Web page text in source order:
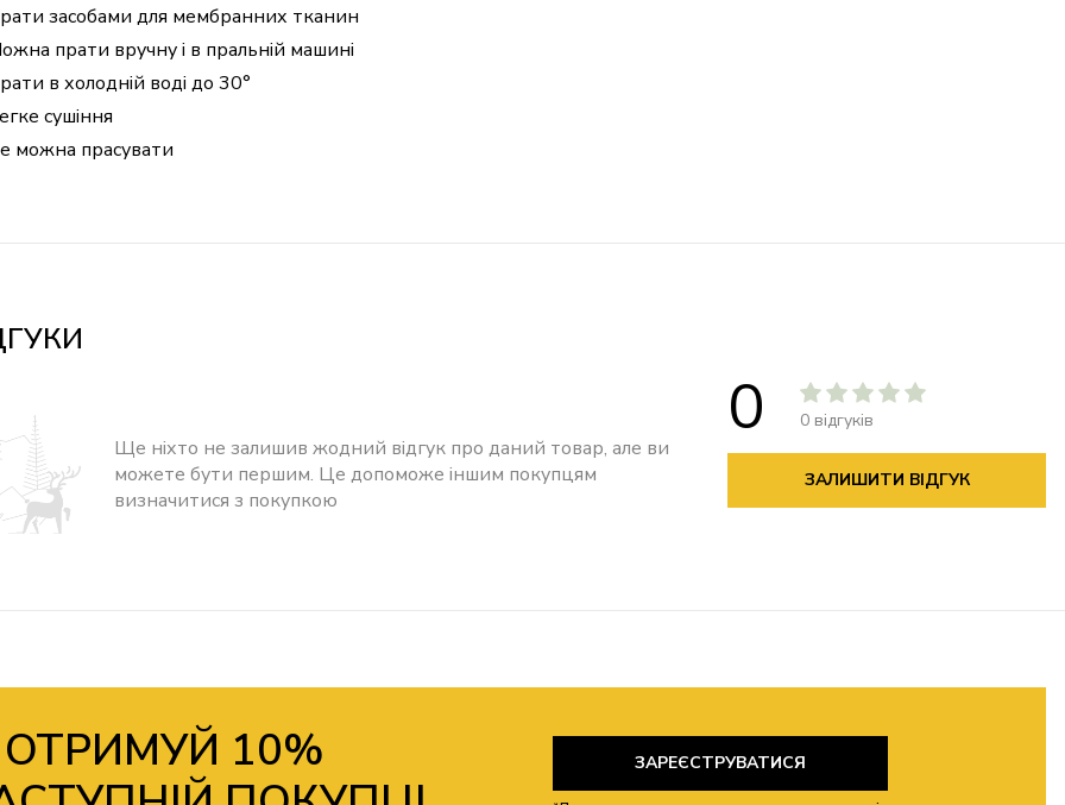
засобами для мембранних тканин
прати вручну і в пральній машині
в холодній воді до 30°
сушіння
можна прасувати
0 0 відгуків
ЗАЛИШИТИ ВІДГУК
Ще ніхто не залишив жодний відгук про даний товар, але ви
можете бути першим. Це допоможе іншим покупцям
визначитися з покупкою
10%
ЗАРЕЄСТРУВАТИСЯ